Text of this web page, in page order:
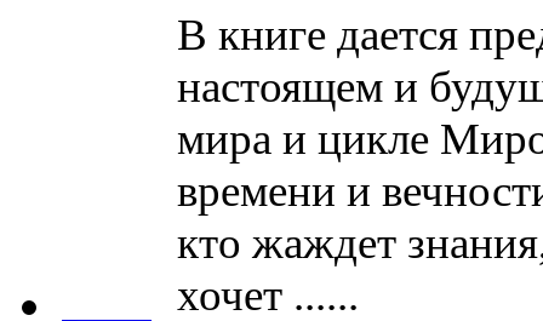
В книге дается
настоящем и
мира и цикле
времени и
кто жаждет
хочет ......